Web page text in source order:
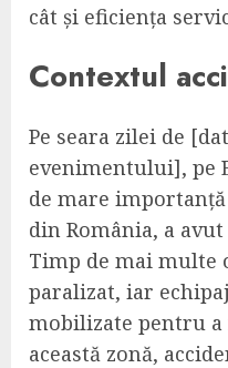
cât și eficiența
Contextul
Pe seara zilei de
evenimentului], pe
de mare
din România, a
Timp de mai multe
paralizat, iar
mobilizate pentru a
această zonă,